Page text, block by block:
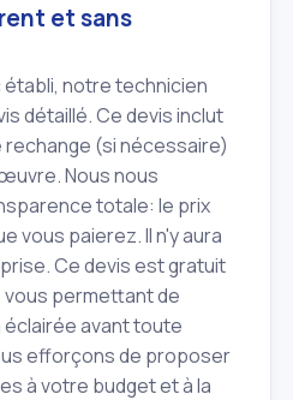
et sans
notre technicien
détaillé. Ce devis inclut
(si nécessaire)
Nous nous
totale: le prix
vous paierez. Il n'y aura
Ce devis est gratuit
permettant de
avant toute
efforçons de proposer
à votre budget et à la